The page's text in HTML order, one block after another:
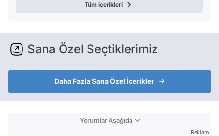
Tüm içerikleri
Sana Özel Seçtiklerimiz
Daha Fazla Sana Özel İçerikler
Yorumlar Aşağıda
Reklam